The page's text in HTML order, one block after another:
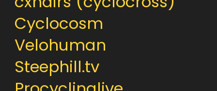
Cyclocosm
Velohuman
Steephill.tv